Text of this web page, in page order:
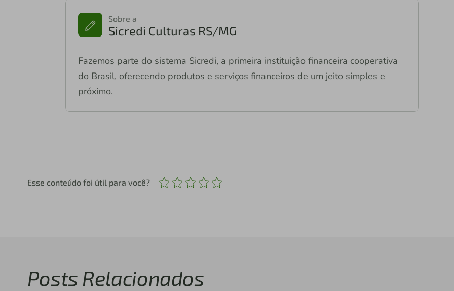
Sobre a
Sicredi Culturas RS/MG
Fazemos parte do sistema Sicredi, a primeira instituição financeira cooperativa
do Brasil, oferecendo produtos e serviços financeiros de um jeito simples e
próximo.
Esse conteúdo foi útil para você?
Posts Relacionados